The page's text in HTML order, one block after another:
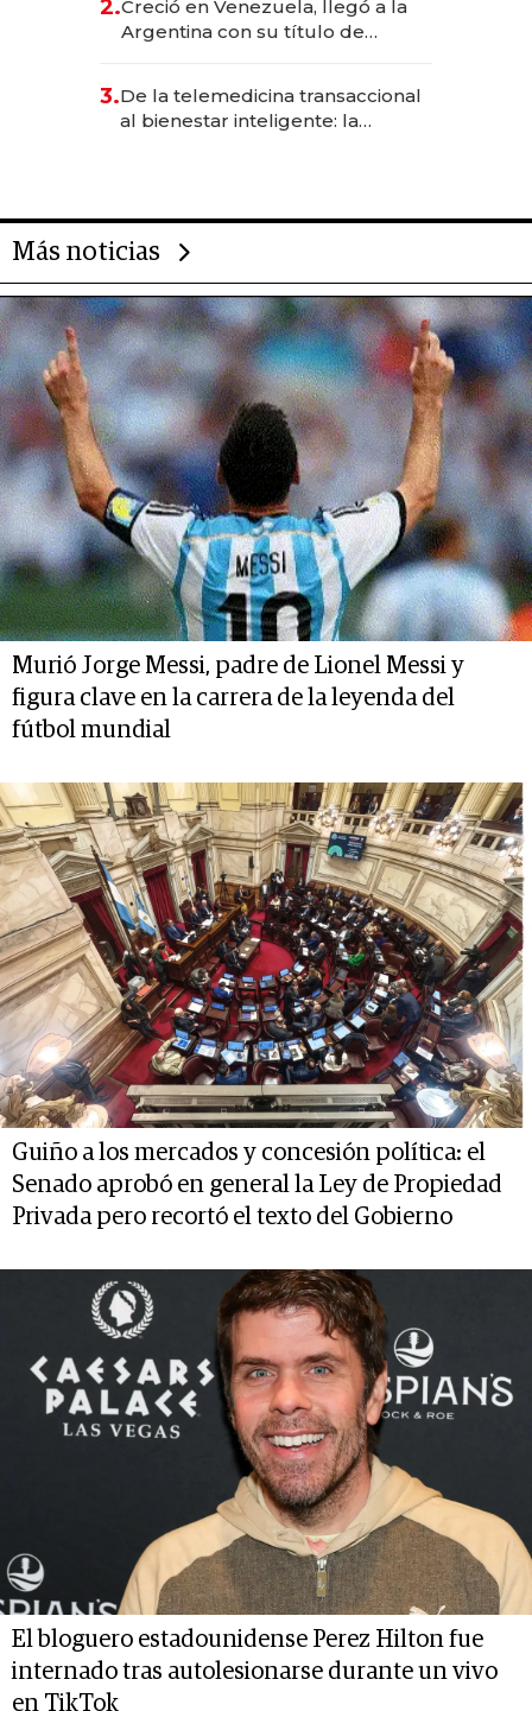
2.Creció en Venezuela, llegó a la
Argentina con su título de
las marcas "fast premium"
3.De la telemedicina transaccional
al bienestar inteligente: la
Más noticias
Murió Jorge Messi, padre de Lionel Messi y
figura clave en la carrera de la leyenda del
fútbol mundial
Guiño a los mercados y concesión política: el
Senado aprobó en general la Ley de Propiedad
Privada pero recortó el texto del Gobierno
El bloguero estadounidense Perez Hilton fue
internado tras autolesionarse durante un vivo
en TikTok